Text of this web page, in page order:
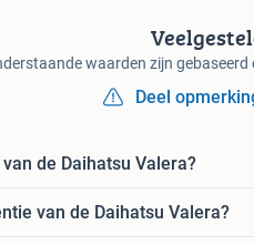
waarden zijn
Deel
de Daihatsu Valera?
van de Daihatsu Valera?